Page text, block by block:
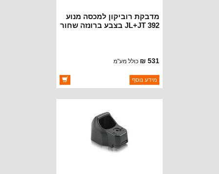
מדבקת רוביקון למכסה מנוע
JL+JT 392 בצבע ברונזה שחור
531 ₪ כולל מע"מ
ברקוד: 6BM45WUPAB
יצרן:MOPAR CHRYSLER
מידע נוסף